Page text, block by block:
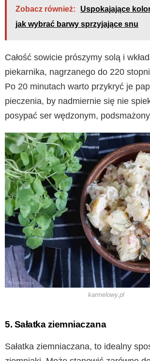
Zobacz również:
Uspokajające
jak wybrać barwy sprzyjające snu
Całość sowicie prószymy solą i
piekarnika, nagrzanego do 220
Po 20 minutach warto przykryć je
pieczenia, by nadmiernie się nie
posypać ser wędzonym,
karmelowy.pl
5. Sałatka ziemniaczana
Sałatka ziemniaczana, to idealny